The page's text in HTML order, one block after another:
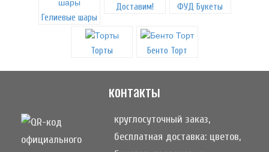
Гелиевые шары
Доставим! ФУД Букеты
Торты Бенто Торт
контакты
круглосуточный заказ,
бесплатная доставка: цветов,